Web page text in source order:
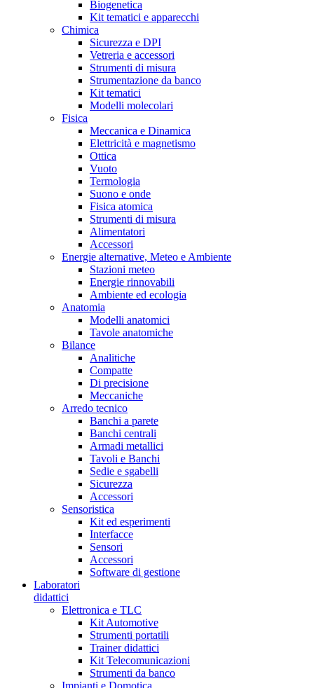
Biogenetica
Kit tematici e apparecchi
Chimica
Sicurezza e DPI
Vetreria e accessori
Strumenti di misura
Strumentazione da banco
Kit tematici
Modelli molecolari
Fisica
Meccanica e Dinamica
Elettricità e magnetismo
Ottica
Vuoto
Termologia
Suono e onde
Fisica atomica
Strumenti di misura
Alimentatori
Accessori
Energie alternative, Meteo e Ambiente
Stazioni meteo
Energie rinnovabili
Ambiente ed ecologia
Anatomia
Modelli anatomici
Tavole anatomiche
Bilance
Analitiche
Compatte
Di precisione
Meccaniche
Arredo tecnico
Banchi a parete
Banchi centrali
Armadi metallici
Tavoli e Banchi
Sedie e sgabelli
Sicurezza
Accessori
Sensoristica
Kit ed esperimenti
Interfacce
Sensori
Accessori
Software di gestione
Laboratori
didattici
Elettronica e TLC
Kit Automotive
Strumenti portatili
Trainer didattici
Kit Telecomunicazioni
Strumenti da banco
Impianti e Domotica